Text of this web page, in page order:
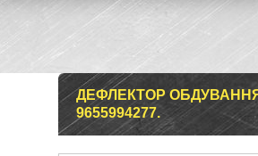
ДЕФЛЕКТОР ОБДУВАННЯ
9655994277.